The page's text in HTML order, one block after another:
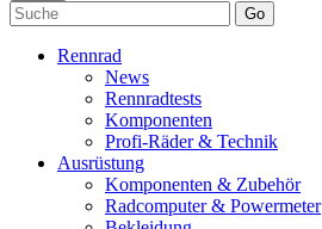
Go
Rennrad
News
Rennradtests
Komponenten
Profi-Räder & Technik
Ausrüstung
Komponenten & Zubehör
Radcomputer & Powermeter